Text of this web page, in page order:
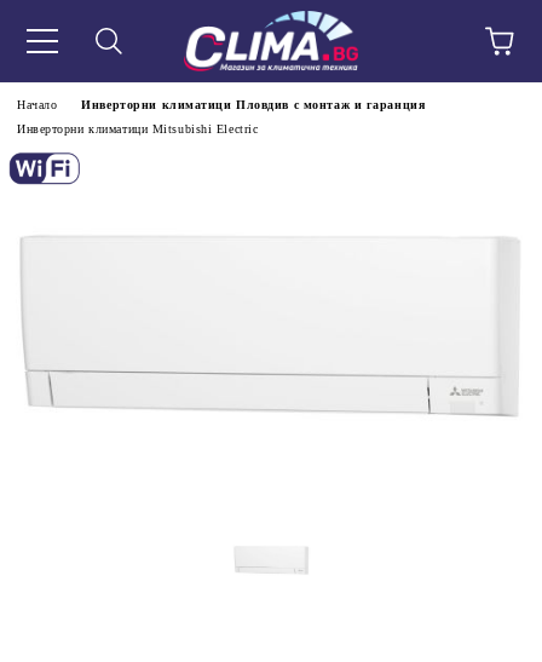
Начало
Инверторни климатици Пловдив с монтаж и гаранция
Инверторни климатици Mitsubishi Electric